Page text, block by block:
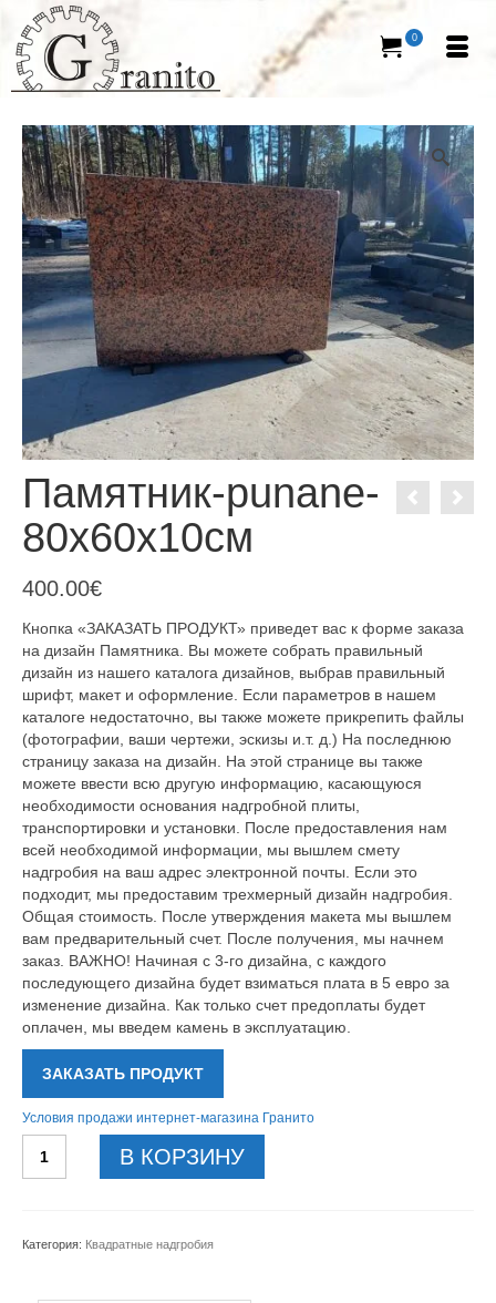
0
Памятник-punane-
80x60x10см
400.00€
Кнопка «ЗАКАЗАТЬ ПРОДУКТ» приведет вас к форме заказа
на дизайн Памятника. Вы можете собрать правильный
дизайн из нашего каталога дизайнов, выбрав правильный
шрифт, макет и оформление. Если параметров в нашем
каталоге недостаточно, вы также можете прикрепить файлы
(фотографии, ваши чертежи, эскизы и.т. д.) На последнюю
страницу заказа на дизайн. На этой странице вы также
можете ввести всю другую информацию, касающуюся
необходимости основания надгробной плиты,
транспортировки и установки. После предоставления нам
всей необходимой информации, мы вышлем смету
надгробия на ваш адрес электронной почты. Если это
подходит, мы предоставим трехмерный дизайн надгробия.
Общая стоимость. После утверждения макета мы вышлем
вам предварительный счет. После получения, мы начнем
заказ. ВАЖНО! Начиная с 3-го дизайна, с каждого
последующего дизайна будет взиматься плата в 5 евро за
изменение дизайна. Как только счет предоплаты будет
оплачен, мы введем камень в эксплуатацию.
ЗАКАЗАТЬ ПРОДУКТ
Условия продажи интернет-магазина Гранито
товара
В КОРЗИНУ
Категория: Квадратные надгробия